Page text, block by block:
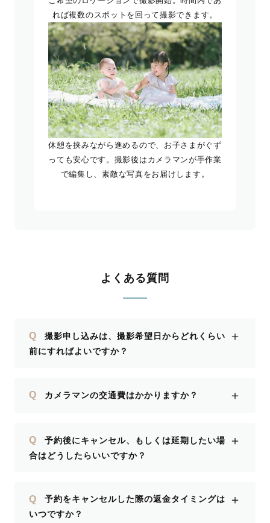
れば複数のスポットを回って撮影できます。
休憩を挟みながら進めるので、お子さまがぐず
っても安心です。撮影後はカメラマンが手作業
で編集し、素敵な写真をお届けします。
よくある質問
Q
撮影申し込みは、撮影希望日からどれくらい
前にすればよいですか？
＋
Q カメラマンの交通費はかかりますか？ ＋
Q
予約後にキャンセル、もしくは延期したい場
合はどうしたらいいですか？
＋
Q
予約をキャンセルした際の返金タイミングは
いつですか？
＋